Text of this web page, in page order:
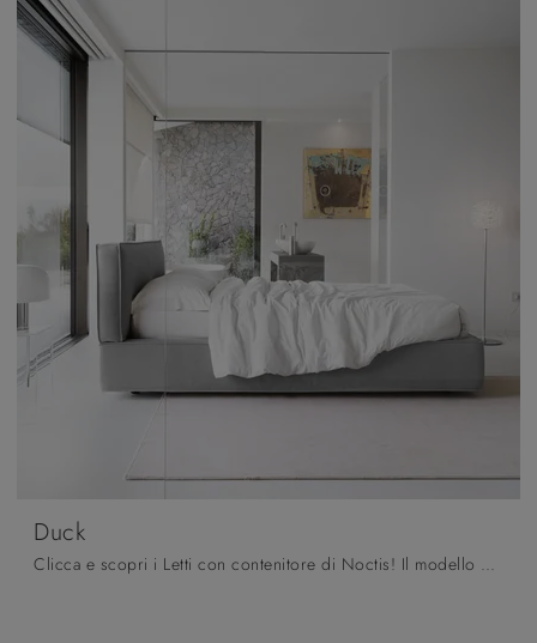
Duck
Clicca e scopri i Letti con contenitore di Noctis! Il modello Duck in tessuto ti sta aspettando nelle versioni matrimoniali.